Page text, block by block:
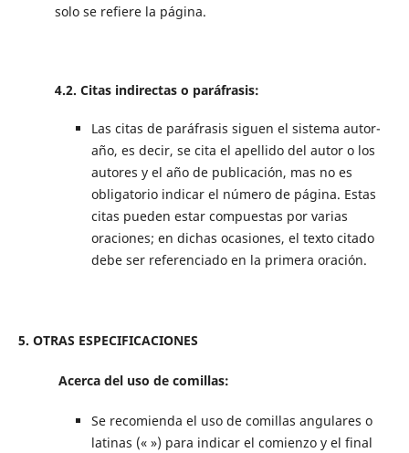
solo se refiere la página.
4.2. Citas indirectas o paráfrasis:
Las citas de paráfrasis siguen el sistema autor-
año, es decir, se cita el apellido del autor o los
autores y el año de publicación, mas no es
obligatorio indicar el número de página. Estas
citas pueden estar compuestas por varias
oraciones; en dichas ocasiones, el texto citado
debe ser referenciado en la primera oración.
5. OTRAS ESPECIFICACIONES
Acerca del uso de comillas:
Se recomienda el uso de comillas angulares o
latinas (« ») para indicar el comienzo y el final